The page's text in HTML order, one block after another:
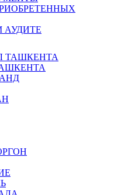
АУДИТЕ
ТАШКЕНТА